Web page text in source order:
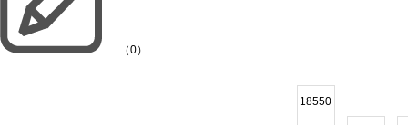
（0）
18550